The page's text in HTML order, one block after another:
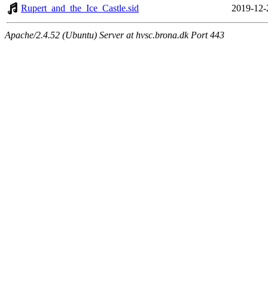
Rupert_and_the_Ice_Castle.sid
2019-
Apache/2.4.52 (Ubuntu) Server at hvsc.brona.dk Port 443